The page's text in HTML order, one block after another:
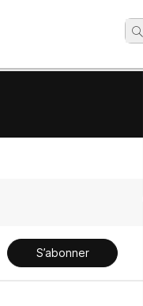
S’abonner